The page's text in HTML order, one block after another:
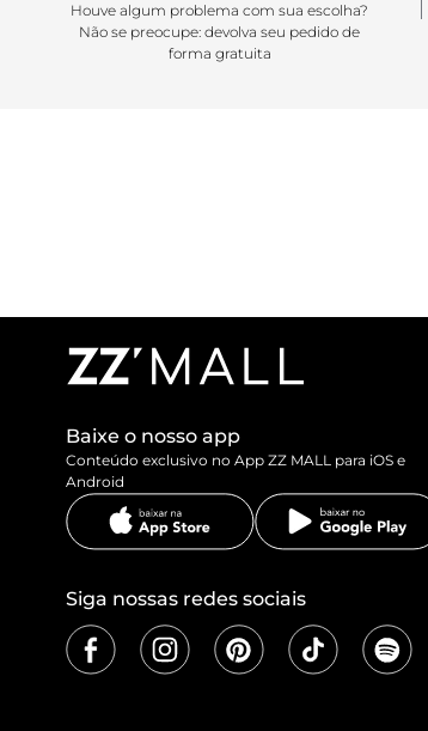
Houve algum problema com sua escolha?
Não se preocupe: devolva seu pedido de
forma gratuita
Baixe o nosso app
Conteúdo exclusivo no App ZZ MALL para iOS e
Android
Siga nossas redes sociais